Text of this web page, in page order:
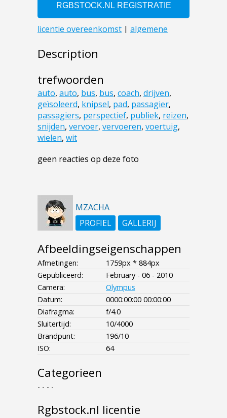
Description
trefwoorden
auto, auto, bus, bus, coach, drijven,
geïsoleerd, knipsel, pad, passagier,
passagiers, perspectief, publiek, reizen,
snijden, vervoer, vervoeren, voertuig,
wielen, wit
geen reacties op deze foto
MZACHA
PROFIEL
GALLERIJ
Afbeeldingseigenschappen
Afmetingen:
1759px * 884px
Gepubliceerd:
February - 06 - 2010
Camera:
Olympus
Datum:
0000:00:00 00:00:00
Diafragma:
f/4.0
Sluitertijd:
10/4000
Brandpunt:
196/10
ISO:
64
Categorieen
- - - -
Rgbstock.nl licentie